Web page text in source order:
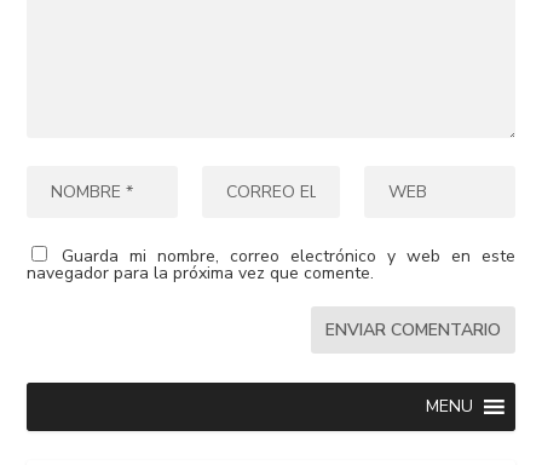
Guarda mi nombre, correo electrónico y web en este
navegador para la próxima vez que comente.
MENU